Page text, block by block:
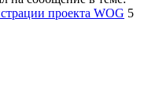
проекта WOG 5